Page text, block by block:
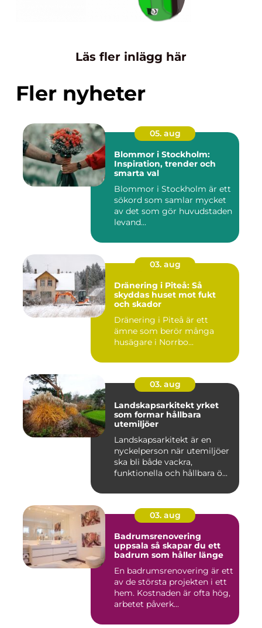
Läs fler inlägg här
Fler nyheter
05. aug
Blommor i Stockholm:
Inspiration, trender och
smarta val
Blommor i Stockholm är ett
sökord som samlar mycket
av det som gör huvudstaden
levand...
03. aug
Dränering i Piteå: Så
skyddas huset mot fukt
och skador
Dränering i Piteå är ett
ämne som berör många
husägare i Norrbo...
03. aug
Landskapsarkitekt yrket
som formar hållbara
utemiljöer
Landskapsarkitekt är en
nyckelperson när utemiljöer
ska bli både vackra,
funktionella och hållbara ö...
03. aug
Badrumsrenovering
uppsala så skapar du ett
badrum som håller länge
En badrumsrenovering är ett
av de största projekten i ett
hem. Kostnaden är ofta hög,
arbetet påverk...